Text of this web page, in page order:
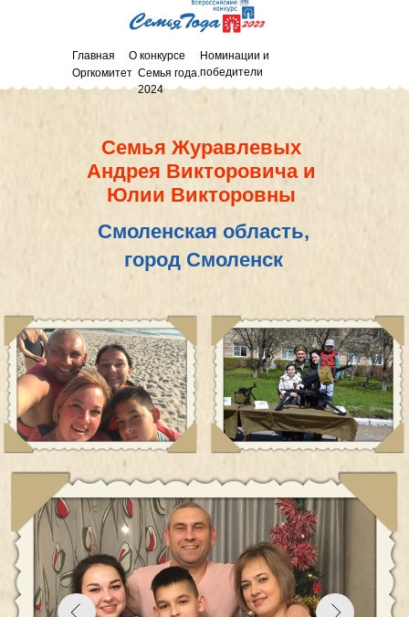
Главная О конкурсе
Номинации и
победители
Семья года.
2024
Оргкомитет
Юлии Викторовны
Смоленская область,
город Смоленск
Журавлёв Андрей Викторович, Журавлёва Юлия
Викторовна